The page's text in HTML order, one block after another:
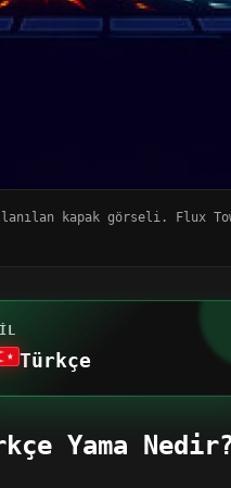
kapak görseli. Flux
Türkçe
Yama